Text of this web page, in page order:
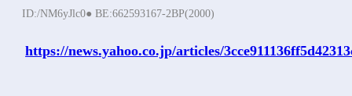
ID:/NM6yJlc0● BE:662593167-2BP(2000)
https://news.yahoo.co.jp/articles/